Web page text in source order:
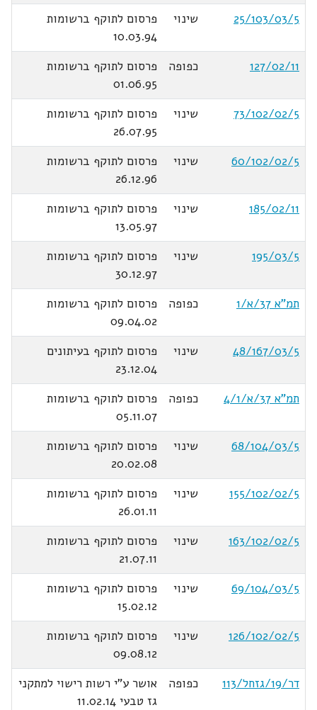
25/103/03/5
שינוי
פרסום לתוקף ברשומות
10.03.94
127/02/11
כפופה
פרסום לתוקף ברשומות
01.06.95
73/102/02/5
שינוי
פרסום לתוקף ברשומות
26.07.95
60/102/02/5
שינוי
פרסום לתוקף ברשומות
26.12.96
185/02/11
שינוי
פרסום לתוקף ברשומות
13.05.97
195/03/5
שינוי
פרסום לתוקף ברשומות
30.12.97
תמ"א 37/א/1
כפופה
פרסום לתוקף ברשומות
09.04.02
48/167/03/5
שינוי
פרסום לתוקף בעיתונים
23.12.04
תמ"א 37/א/4/1
כפופה
פרסום לתוקף ברשומות
05.11.07
68/104/03/5
שינוי
פרסום לתוקף ברשומות
20.02.08
155/102/02/5
שינוי
פרסום לתוקף ברשומות
26.01.11
163/102/02/5
שינוי
פרסום לתוקף ברשומות
21.07.11
69/104/03/5
שינוי
פרסום לתוקף ברשומות
15.02.12
126/102/02/5
שינוי
פרסום לתוקף ברשומות
09.08.12
דר/19/גזחל/113
כפופה
אושר ע"י רשות רישוי למתקני
גז טבעי 11.02.14